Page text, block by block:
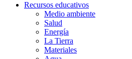
Recursos educativos
Medio ambiente
Salud
Energía
La Tierra
Materiales